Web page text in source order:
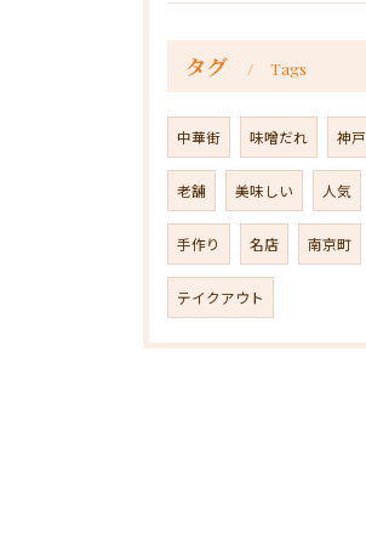
タグ Tags
中華街 味噌だれ 神戸
老舗 美味しい 人気
手作り 名店 南京町
テイクアウト